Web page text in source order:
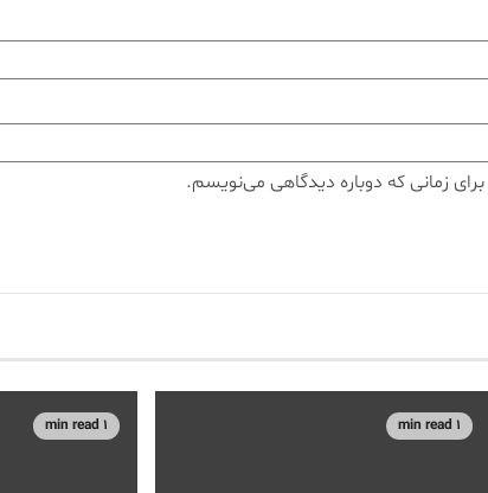
زمانی که دوباره دیدگاهی می‌نویسم.
1 min read
1 min read